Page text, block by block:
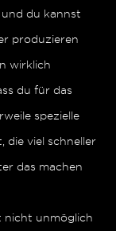
du kannst
produzieren
wirklich
du für das
spezielle
die viel schneller
das machen
nicht unmöglich